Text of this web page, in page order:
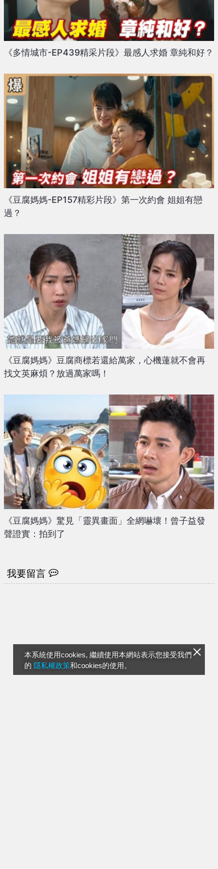
本系統使用cookies, 繼續使用本網站表示您接受我們
的 隱私權政策和cookies的使用。
《多情城市-EP439精采片段》最感人求婚 章純和好？
《豆腐媽媽-EP157精彩片段》第一次約會 姐姐有戀
過？
《豆腐媽媽》豆腐商標若還給萬家，心機蓮就不會再
找文英麻煩？放過萬家嗎！
《豆腐媽媽》驚見「靈異畫面」全網嚇壞！曾子益發
聲證實：拍到了
我要留言